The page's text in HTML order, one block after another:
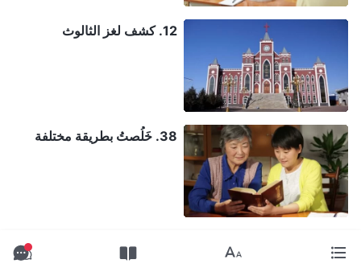
12. كشف لغز الثالوث
38. خَلُصتُ بطريقة مختلفة